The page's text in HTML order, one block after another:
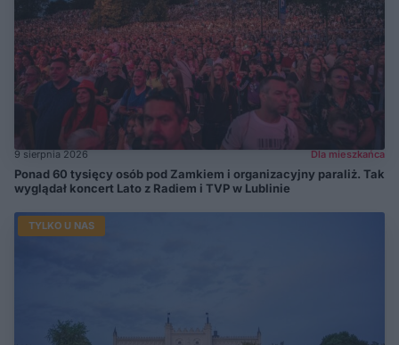
9 sierpnia 2026 Dla mieszkańca
Ponad 60 tysięcy osób pod Zamkiem i organizacyjny paraliż. Tak
wyglądał koncert Lato z Radiem i TVP w Lublinie
TYLKO U NAS